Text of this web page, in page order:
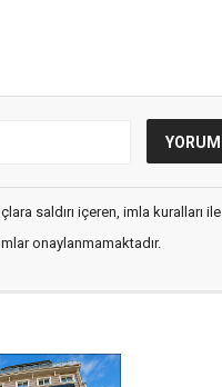
saldırı içeren, imla kuralları ile
onaylanmamaktadır.